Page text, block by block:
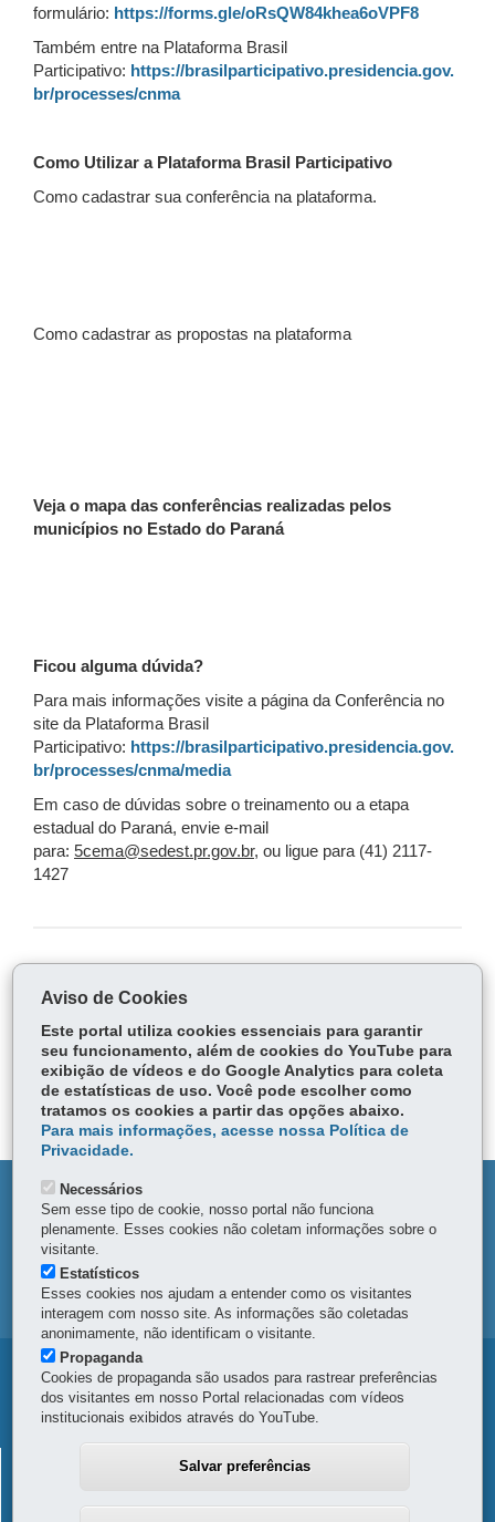
formulário: https://forms.gle/oRsQW84khea6oVPF8
Também entre na Plataforma Brasil
Participativo: https://brasilparticipativo.presidencia.gov.
br/processes/cnma
Como Utilizar a Plataforma Brasil Participativo
Como cadastrar sua conferência na plataforma.
Como cadastrar as propostas na plataforma
Veja o mapa das conferências realizadas pelos
municípios no Estado do Paraná
Ficou alguma dúvida?
Para mais informações visite a página da Conferência no
site da Plataforma Brasil
Participativo: https://brasilparticipativo.presidencia.gov.
br/processes/cnma/media
Em caso de dúvidas sobre o treinamento ou a etapa
estadual do Paraná, envie e-mail
para: 5cema@sedest.pr.gov.br, ou ligue para (41) 2117-
1427
ce
bo
ok
Tw
itt
er
Voltar Início Imprimir Baixar
MAPA DO SITE
DENUNCIE CORRUPÇÃO
Navegação
principal
ConexãoCONEXÃO AMBIENTAL
Aviso de Cookies
Este portal utiliza cookies essenciais para garantir
seu funcionamento, além de cookies do YouTube para
exibição de vídeos e do Google Analytics para coleta
de estatísticas de uso. Você pode escolher como
tratamos os cookies a partir das opções abaixo.
Para mais informações, acesse nossa Política de
Privacidade.
Necessários
Sem esse tipo de cookie, nosso portal não funciona
plenamente. Esses cookies não coletam informações sobre o
visitante.
Estatísticos
Esses cookies nos ajudam a entender como os visitantes
interagem com nosso site. As informações são coletadas
anonimamente, não identificam o visitante.
Propaganda
Cookies de propaganda são usados para rastrear preferências
dos visitantes em nosso Portal relacionadas com vídeos
institucionais exibidos através do YouTube.
Salvar preferências